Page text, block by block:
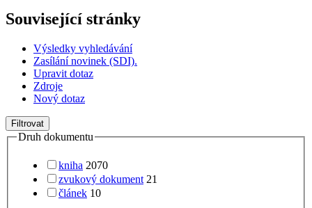
Související stránky
Výsledky vyhledávání
Zasílání novinek (SDI).
Upravit dotaz
Zdroje
Nový dotaz
Filtrovat
Druh dokumentu
kniha 2070
zvukový dokument 21
článek 10